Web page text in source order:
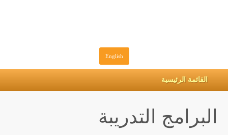
English
القائمة الرئيسية
البرامج التدريبة